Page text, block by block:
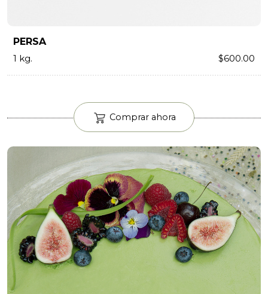
PERSA
1 kg.
$600.00
Comprar ahora